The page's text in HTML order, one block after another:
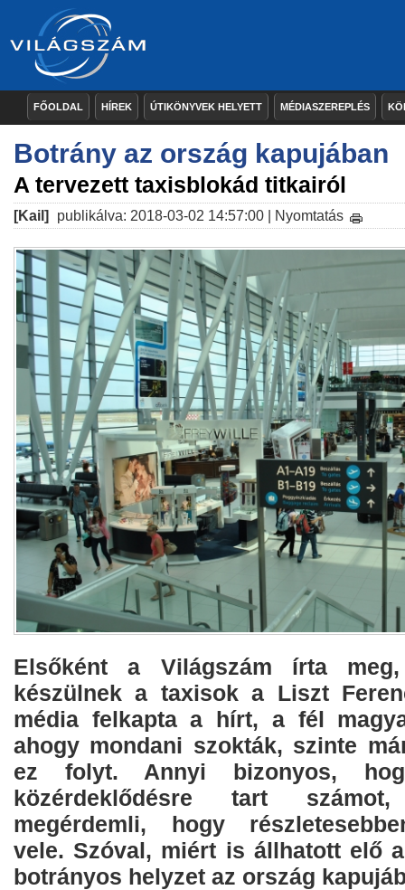
FŐOLDAL HÍREK ÚTIKÖNYVEK HELYETT MÉDIASZEREPLÉS
Botrány az ország kapujában
A tervezett taxisblokád titkairól
[Kail] publikálva: 2018-03-02 14:57:00 | Nyomtatás
Elsőként a Világszám írta
készülnek a taxisok a Liszt
média felkapta a hírt, a fél
ahogy mondani szokták, szinte
ez folyt. Annyi bizonyos,
közérdeklődésre tart
megérdemli, hogy
vele. Szóval, miért is állhatott elő
botrányos helyzet az ország